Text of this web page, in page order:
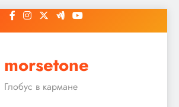
morsetone
Глобус в кармане